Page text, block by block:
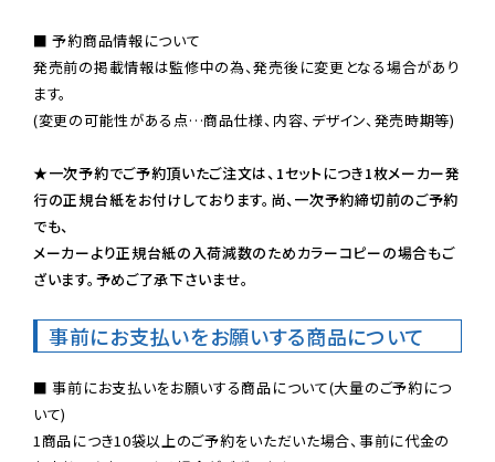
■ 予約商品情報について
発売前の掲載情報は監修中の為、発売後に変更となる場合があり
ます。
(変更の可能性がある点…商品仕様、内容、デザイン、発売時期等)
★一次予約でご予約頂いたご注文は、1セットにつき1枚メーカー発
行の正規台紙をお付けしております。尚、一次予約締切前のご予約
でも、
メーカーより正規台紙の入荷減数のためカラーコピーの場合もご
ざいます。予めご了承下さいませ。
事前にお支払いをお願いする商品について
■ 事前にお支払いをお願いする商品について(大量のご予約につ
いて)
1商品につき10袋以上のご予約をいただいた場合、事前に代金の